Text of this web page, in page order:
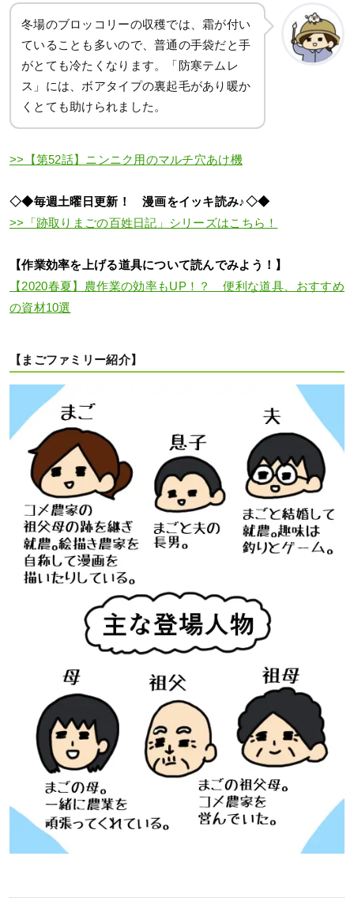
冬場のブロッコリーの収穫では、霜が付い
ていることも多いので、普通の手袋だと手
がとても冷たくなります。「防寒テムレ
ス」には、ボアタイプの裏起毛があり暖か
くとても助けられました。
>>【第52話】ニンニク用のマルチ穴あけ機
◇◆毎週土曜日更新！ 漫画をイッキ読み♪◇◆
>>「跡取りまごの百姓日記」シリーズはこちら！
【作業効率を上げる道具について読んでみよう！】
【2020春夏】農作業の効率もUP！？ 便利な道具、おすすめ
の資材10選
【まごファミリー紹介】